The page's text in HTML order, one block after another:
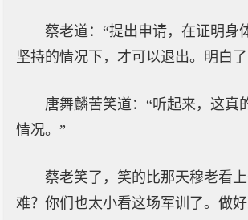
蔡老道：“提出申请，在证明身
坚持的情况下，才可以退出。明白
唐舞麟苦笑道：“听起来，这真
情况。”
蔡老笑了，笑的比那天穆老看
难？你们也太小看这场军训了。做